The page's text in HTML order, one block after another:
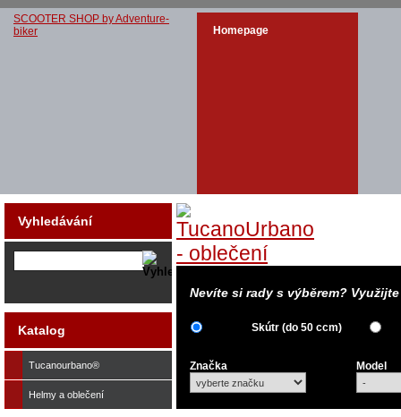
SCOOTER SHOP by Adventure-
biker
Homepage
Nevíte si rady s výběrem?
Skútr (do 50 ccm)
Značka Model
Vyhledávání
Katalog
Tucanourbano®
Helmy a oblečení